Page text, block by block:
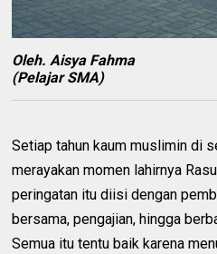
Oleh. Aisya Fahma
(Pelajar SMA)
Setiap tahun kaum muslimin di
merayakan momen lahirnya
peringatan itu diisi dengan
bersama, pengajian, hingga
Semua itu tentu baik karena